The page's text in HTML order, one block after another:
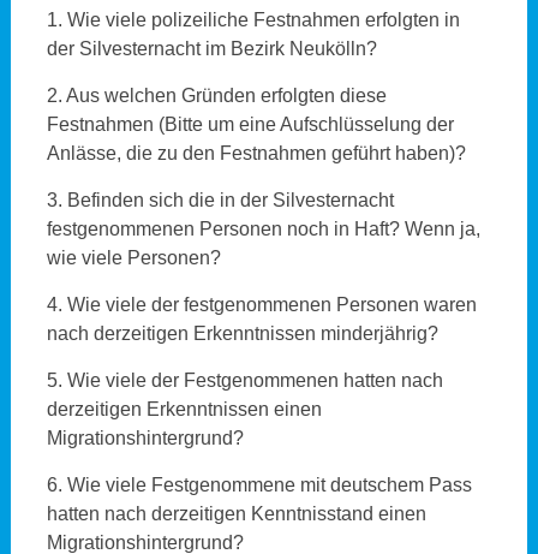
1. Wie viele polizeiliche Festnahmen erfolgten in
der Silvesternacht im Bezirk Neukölln?
2. Aus welchen Gründen erfolgten diese
Festnahmen (Bitte um eine Aufschlüsselung der
Anlässe, die zu den Festnahmen geführt haben)?
3. Befinden sich die in der Silvesternacht
festgenommenen Personen noch in Haft? Wenn ja,
wie viele Personen?
4. Wie viele der festgenommenen Personen waren
nach derzeitigen Erkenntnissen minderjährig?
5. Wie viele der Festgenommenen hatten nach
derzeitigen Erkenntnissen einen
Migrationshintergrund?
6. Wie viele Festgenommene mit deutschem Pass
hatten nach derzeitigen Kenntnisstand einen
Migrationshintergrund?